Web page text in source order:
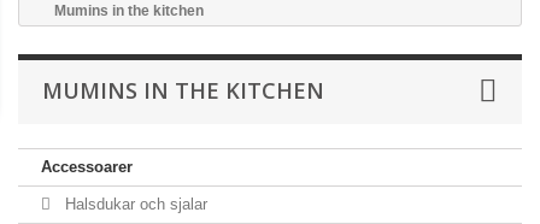
Mumins in the kitchen
MUMINS IN THE KITCHEN
Accessoarer
Halsdukar och sjalar